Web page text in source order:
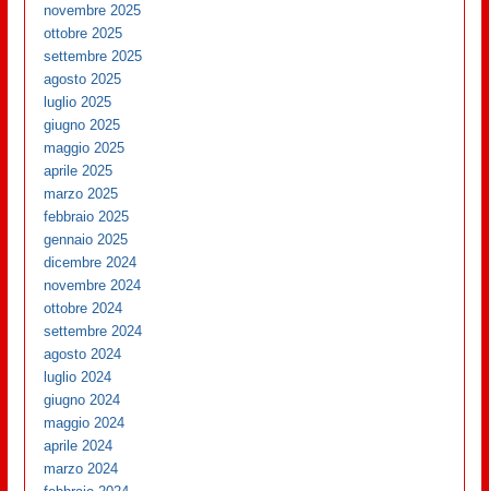
novembre 2025
ottobre 2025
settembre 2025
agosto 2025
luglio 2025
giugno 2025
maggio 2025
aprile 2025
marzo 2025
febbraio 2025
gennaio 2025
dicembre 2024
novembre 2024
ottobre 2024
settembre 2024
agosto 2024
luglio 2024
giugno 2024
maggio 2024
aprile 2024
marzo 2024